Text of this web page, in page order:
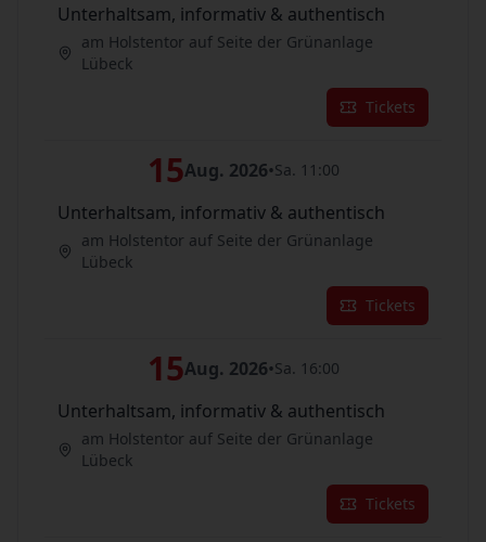
Unterhaltsam, informativ & authentisch
am Holstentor auf Seite der Grünanlage
Lübeck
Tickets
15Aug. 2026•Sa. 11:00
Unterhaltsam, informativ & authentisch
am Holstentor auf Seite der Grünanlage
Lübeck
Tickets
15Aug. 2026•Sa. 16:00
Unterhaltsam, informativ & authentisch
am Holstentor auf Seite der Grünanlage
Lübeck
Tickets